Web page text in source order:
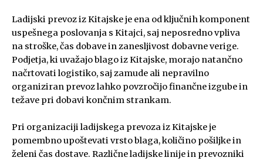
Ladijski prevoz iz Kitajske je ena od ključnih komponent
uspešnega poslovanja s Kitajci, saj neposredno vpliva
na stroške, čas dobave in zanesljivost dobavne verige.
Podjetja, ki uvažajo blago iz Kitajske, morajo natančno
načrtovati logistiko, saj zamude ali nepravilno
organiziran prevoz lahko povzročijo finančne izgube in
težave pri dobavi končnim strankam.
Pri organizaciji ladijskega prevoza iz Kitajske je
pomembno upoštevati vrsto blaga, količino pošiljke in
želeni čas dostave. Različne ladijske linije in prevozniki